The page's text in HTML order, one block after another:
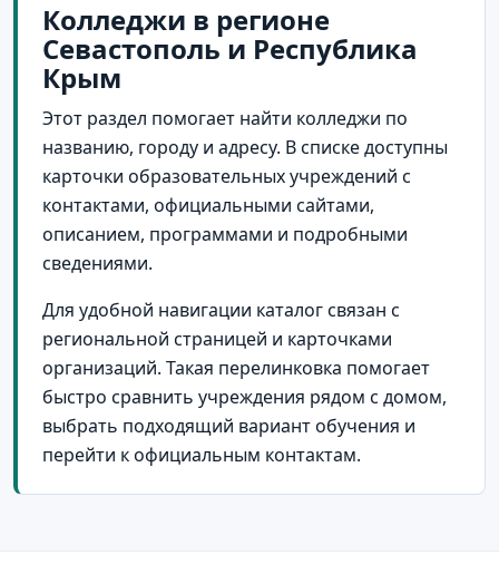
Колледжи в регионе
Севастополь и Республика
Крым
Этот раздел помогает найти колледжи по
названию, городу и адресу. В списке доступны
карточки образовательных учреждений с
контактами, официальными сайтами,
описанием, программами и подробными
сведениями.
Для удобной навигации каталог связан с
региональной страницей и карточками
организаций. Такая перелинковка помогает
быстро сравнить учреждения рядом с домом,
выбрать подходящий вариант обучения и
перейти к официальным контактам.